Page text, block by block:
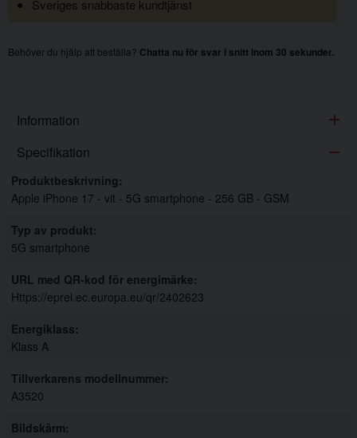
Sveriges snabbaste kundtjänst
Behöver du hjälp att beställa? Chatta nu för svar i snitt inom 30 sekunder.
Information
Specifikation
Specifikation
Produktbeskrivning
Apple iPhone 17 - vit - 5G smartphone - 256 GB - GSM
Typ av produkt
5G smartphone
URL med QR-kod för energimärke
Https://eprel.ec.europa.eu/qr/2402623
Energiklass
Klass A
Tillverkarens modellnummer
A3520
Bildskärm